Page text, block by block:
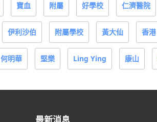
寶血 附屬 好學校 仁濟醫院
伊利沙伯 附屬學校 黃大仙 香港
何明華 堅樂 Ling Ying 康山